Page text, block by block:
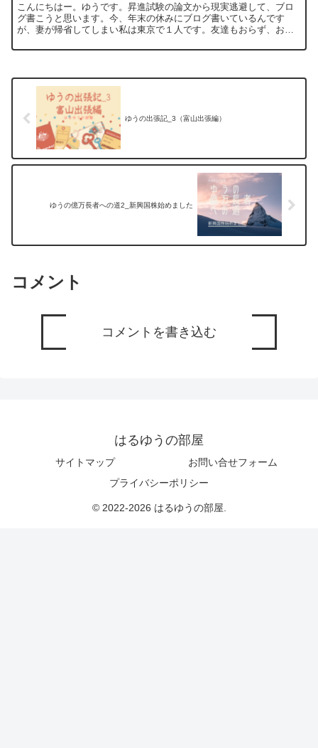
こんにちはー。ゆうです。昇進試験の論文から現実逃避して、ブロ
グ書こうと思います。今、年末の休みにブログ書いているんです
が、妻が帰省してしまい私は東京で１人です。友達もおらず、お金
な...
ゆうの出張記_3（富山出張編）
ゆうの億万長者への道2_新興国株始めました
コメント
コメントを書き込む
はるゆうの部屋
サイトマップ
お問い合せフォーム
プライバシーポリシー
© 2022-2026 はるゆうの部屋.